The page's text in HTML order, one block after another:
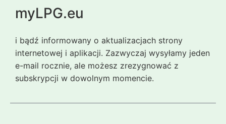
myLPG.eu
i bądź informowany o aktualizacjach strony
internetowej i aplikacji. Zazwyczaj wysyłamy jeden
e-mail rocznie, ale możesz zrezygnować z
subskrypcji w dowolnym momencie.